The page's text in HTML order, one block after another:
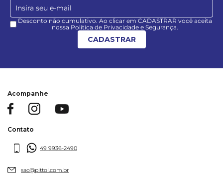
Desconto não cumulativo. Ao clicar em CADASTRAR você aceita
nossa Política de Privacidade e Segurança.
CADASTRAR
Acompanhe
Contato
49 9936-2490
sac@pittol.com.br